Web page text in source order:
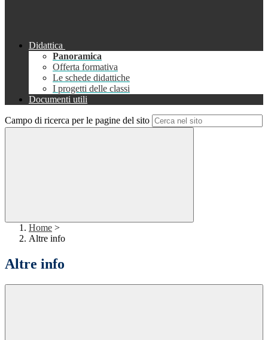
Didattica
Panoramica
Offerta formativa
Le schede didattiche
I progetti delle classi
Documenti utili
Campo di ricerca per le pagine del sito
Home >
Altre info
Altre info